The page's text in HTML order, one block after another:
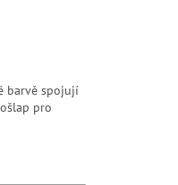
barvě spojují
pro